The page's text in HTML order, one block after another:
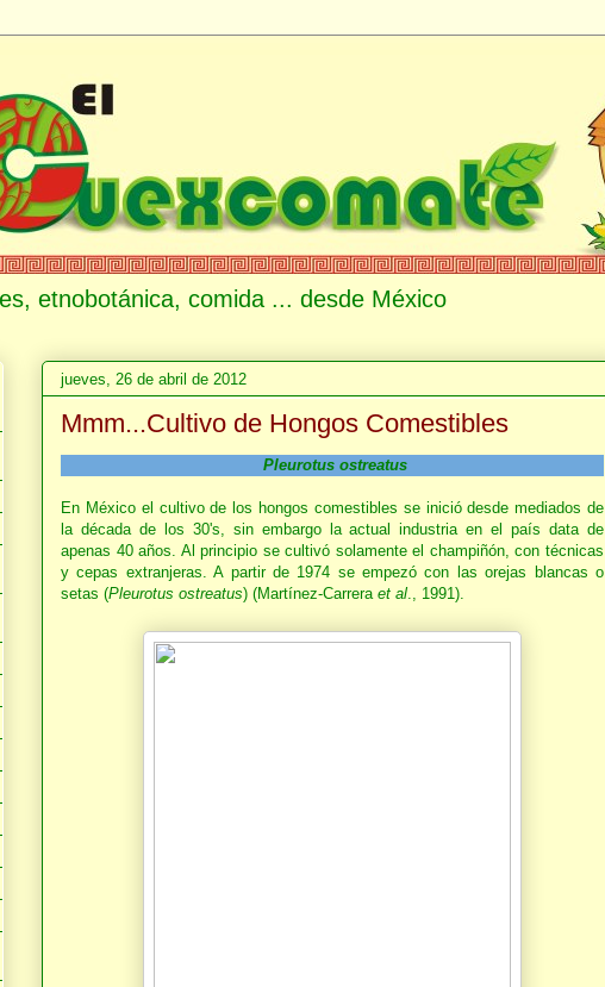
etnobotánica, comida ... desde México
jueves, 26 de abril de 2012
Mmm...Cultivo de Hongos Comestibles
Pleurotus ostreatus
En México el cultivo de los hongos comestibles se inició desde mediados de
la década de los 30's, sin embargo la actual industria en el país data de
apenas 40 años. Al principio se cultivó solamente el champiñón, con técnicas
y cepas extranjeras. A partir de 1974 se empezó con las orejas blancas o
setas (Pleurotus ostreatus) (Martínez-Carrera et al., 1991).